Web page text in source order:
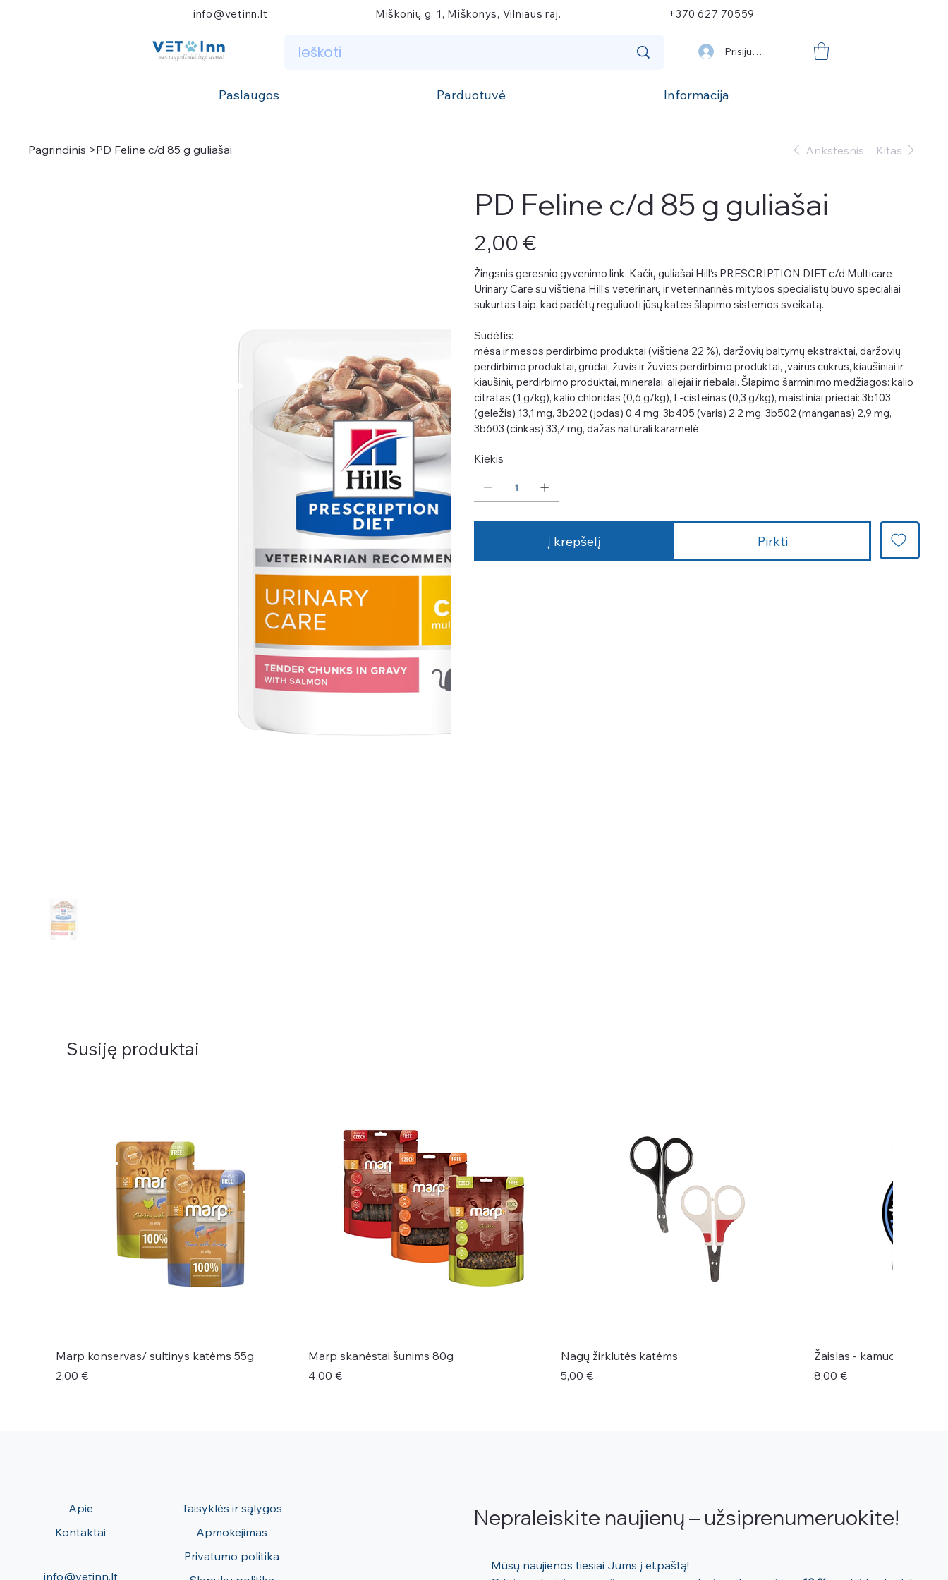
Prisijungti
Paslaugos Parduotuvė Informacija
info@vetinn.lt Miškonių g. 1, Miškonys, Vilniaus raj. +370 627 70559
Pagrindinis >PD Feline c/d 85 g guliašai Ankstesnis Kitas
PD Feline c/d 85 g guliašai
2,00 €
Žingsnis geresnio gyvenimo link. Kačių guliašai Hill‘s PRESCRIPTION DIET c/d Multicare
Urinary Care su vištiena Hill‘s veterinarų ir veterinarinės mitybos specialistų buvo specialiai
sukurtas taip, kad padėtų reguliuoti jūsų katės šlapimo sistemos sveikatą.
Sudėtis:
mėsa ir mėsos perdirbimo produktai (vištiena 22 %), daržovių baltymų ekstraktai, daržovių
perdirbimo produktai, grūdai, žuvis ir žuvies perdirbimo produktai, įvairus cukrus, kiaušiniai ir
kiaušinių perdirbimo produktai, mineralai, aliejai ir riebalai. Šlapimo šarminimo medžiagos: kalio
citratas (1 g/kg), kalio chloridas (0,6 g/kg), L-cisteinas (0,3 g/kg), maistiniai priedai: 3b103
(geležis) 13,1 mg, 3b202 (jodas) 0,4 mg, 3b405 (varis) 2,2 mg, 3b502 (manganas) 2,9 mg,
3b603 (cinkas) 33,7 mg, dažas natūrali karamelė.
Kiekis
Į krepšelį Pirkti
Susiję produktai
Marp konservas/ sultinys katėms 55g
Kaina
2,00 €
Marp skanėstai šunims 80g
Kaina
4,00 €
Nagų žirklutės katėms
Kaina
5,00 €
Žaislas - kamuoliukas
Kaina
8,00 €
Apie
Kontaktai
info@vetinn.lt
Nepraleiskite naujienų – užsiprenumeruokite!
Taisyklės ir sąlygos
Apmokėjimas
Privatumo politika